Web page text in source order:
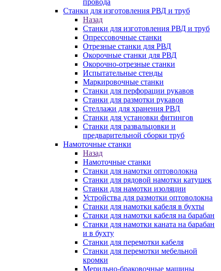
провода
Станки для изготовления РВД и труб
Назад
Станки для изготовления РВД и труб
Опрессовочные станки
Отрезные станки для РВД
Окорочные станки для РВД
Окорочно-отрезные станки
Испытательные стенды
Маркировочные станки
Станки для перфорации рукавов
Станки для размотки рукавов
Стеллажи для хранения РВД
Станки для установки фитингов
Станки для развальцовки и
предварительной сборки труб
Намоточные станки
Назад
Намоточные станки
Станки для намотки оптоволокна
Станки для рядовой намотки катушек
Станки для намотки изоляции
Устройства для размотки оптоволокна
Станки для намотки кабеля в бухты
Станки для намотки кабеля на барабан
Станки для намотки каната на барабан
и в бухту
Станки для перемотки кабеля
Станки для перемотки мебельной
кромки
Мерильно-браковочные машины